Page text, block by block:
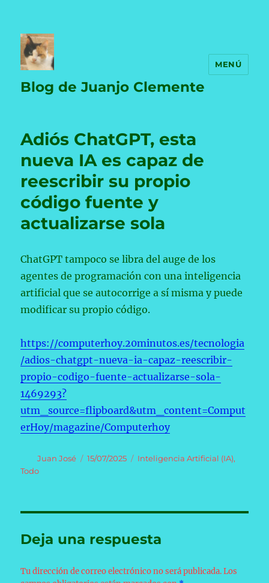
Blog de Juanjo Clemente
MENÚ
Adiós ChatGPT, esta
nueva IA es capaz de
reescribir su propio
código fuente y
actualizarse sola
ChatGPT tampoco se libra del auge de los
agentes de programación con una inteligencia
artificial que se autocorrige a sí misma y puede
modificar su propio código.
https://computerhoy.20minutos.es/tecnologia
/adios-chatgpt-nueva-ia-capaz-reescribir-
propio-codigo-fuente-actualizarse-sola-
1469293?
utm_source=flipboard&utm_content=Comput
erHoy/magazine/Computerhoy
Autor
Juan José
Publicado
15/07/2025 Categorías
Inteligencia Artificial (IA),
Todo
Deja una respuesta
Tu dirección de correo electrónico no será publicada. Los